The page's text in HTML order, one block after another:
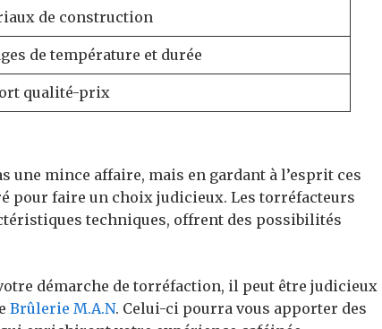
de construction
de température et durée
qualité-prix
une mince affaire, mais en gardant à l’esprit ces
pour faire un choix judicieux. Les torréfacteurs
techniques, offrent des possibilités
démarche de torréfaction, il peut être judicieux
Brûlerie M.A.N. Celui-ci pourra vous apporter des